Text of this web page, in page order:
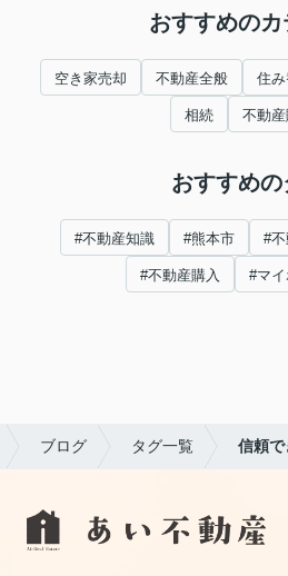
おすすめのカ
空き家売却 不動産全般 住み
相続 不動産
おすすめの
#不動産知識 #熊本市 #
#不動産購入 #マ
ブログ タグ一覧 信頼